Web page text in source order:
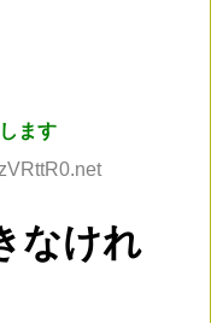
ます
なけれ